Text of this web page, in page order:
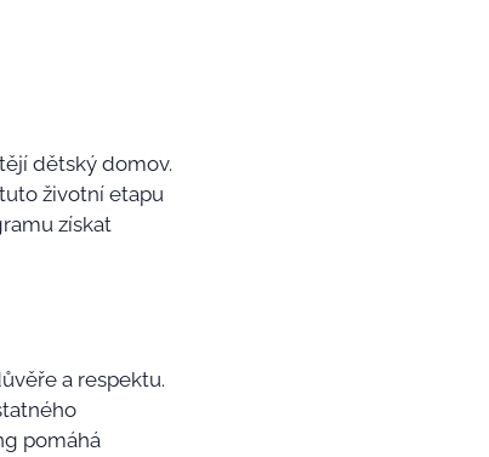
dětský domov.
životní etapu
získat
a respektu.
pomáhá